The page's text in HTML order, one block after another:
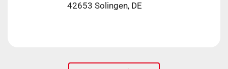
42653 Solingen, DE